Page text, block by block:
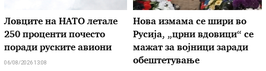
Ловците на НАТО летале
250 проценти почесто
поради руските авиони
06/08/2026 13:08
Нова измама се шири во
Русија, „црни вдовици“ се
мажат за војници заради
обештетување